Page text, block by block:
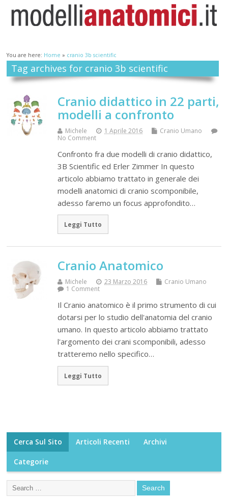
You are here: Home » cranio 3b scientific
Tag archives for cranio 3b scientific
Cranio didattico in 22 parti,
modelli a confronto
Michele 1 Aprile 2016
Cranio Umano
No Comment
Confronto fra due modelli di cranio didattico,
3B Scientific ed Erler Zimmer In questo
articolo abbiamo trattato in generale dei
modelli anatomici di cranio scomponibile,
adesso faremo un focus approfondito…
Leggi Tutto
Cranio Anatomico
Michele 23 Marzo 2016
Cranio Umano
1 Comment
Il Cranio anatomico è il primo strumento di cui
dotarsi per lo studio dell'anatomia del cranio
umano. In questo articolo abbiamo trattato
l'argomento dei crani scomponibili, adesso
tratteremo nello specifico…
Leggi Tutto
Cerca Sul Sito Articoli Recenti Archivi
Categorie